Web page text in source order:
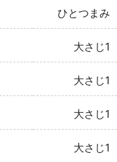
ひとつまみ
大さじ1
大さじ1
大さじ1
大さじ1